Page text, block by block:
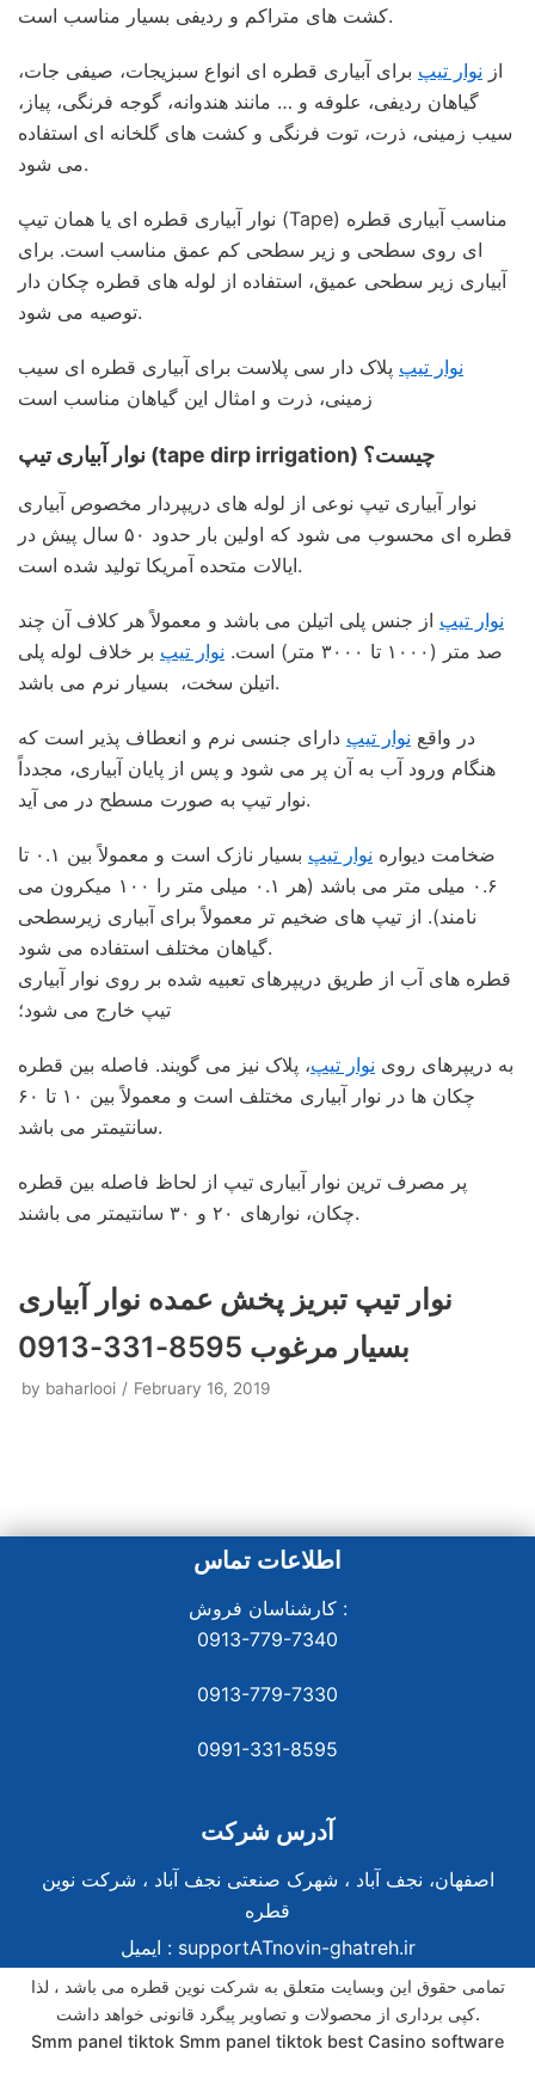
کشت های متراکم و ردیفی بسیار مناسب است.
از نوار تیپ برای آبیاری قطره ای انواع سبزیجات، صیفی جات،
گیاهان ردیفی، علوفه و … مانند هندوانه، گوجه فرنگی، پیاز،
سیب زمینی، ذرت، توت فرنگی و کشت های گلخانه ای استفاده
می شود.
نوار آبیاری قطره ای یا همان تیپ (Tape) مناسب آبیاری قطره
ای روی سطحی و زیر سطحی کم عمق مناسب است. برای
آبیاری زیر سطحی عمیق، استفاده از لوله های قطره چکان دار
توصیه می شود.
نوار تیپ پلاک دار سی پلاست برای آبیاری قطره ای سیب
زمینی، ذرت و امثال این گیاهان مناسب است
نوار آبیاری تیپ (tape dirp irrigation) چیست؟
نوار آبیاری تیپ نوعی از لوله های دریپردار مخصوص آبیاری
قطره ای محسوب می شود که اولین بار حدود ۵۰ سال پیش در
ایالات متحده آمریکا تولید شده است.
نوار تیپ از جنس پلی اتیلن می باشد و معمولاً هر کلاف آن چند
صد متر (۱۰۰۰ تا ۳۰۰۰ متر) است.
نوار تیپ بر خلاف لوله پلی
اتیلن سخت، بسیار نرم می باشد.
در واقع نوار تیپ دارای جنسی نرم و انعطاف پذیر است که
هنگام ورود آب به آن پر می شود و پس از پایان آبیاری، مجدداً
نوار تیپ به صورت مسطح در می آید.
ضخامت دیواره نوار تیپ
بسیار نازک است و معمولاً بین ۰.۱ تا
۰.۶ میلی متر می باشد (هر ۰.۱ میلی متر را ۱۰۰ میکرون می
نامند). از تیپ های ضخیم تر معمولاً برای آبیاری زیرسطحی
گیاهان مختلف استفاده می شود.
قطره های آب از طریق دریپرهای تعبیه شده بر روی نوار آبیاری
تیپ خارج می شود؛
به دریپرهای روی نوار تیپ، پلاک نیز می گویند. فاصله بین قطره
چکان ها در نوار آبیاری مختلف است و معمولاً بین ۱۰ تا ۶۰
سانتیمتر می باشد.
پر مصرف ترین نوار آبیاری تیپ از لحاظ فاصله بین قطره
چکان، نوارهای ۲۰ و ۳۰ سانتیمتر می باشند.
نوار تیپ تبریز پخش عمده نوار آبیاری
بسیار مرغوب 8595-331-0913
by baharlooi February 16, 2019
اطلاعات تماس
کارشناسان فروش :
0913-779-7340
0913-779-7330
0991-331-8595
آدرس شرکت
اصفهان، نجف آباد ، شهرک صنعتی نجف آباد ، شرکت نوین
قطره
ایمیل : supportATnovin-ghatreh.ir
تمامی حقوق این وبسایت متعلق به شرکت نوین قطره می باشد ، لذا
کپی برداری از محصولات و تصاویر پیگرد قانونی خواهد داشت.
Smm panel tiktok Smm panel tiktok best Casino software